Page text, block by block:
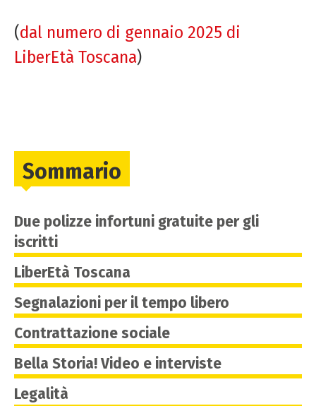
(dal numero di gennaio 2025 di
LiberEtà Toscana)
Sommario
Due polizze infortuni gratuite per gli
iscritti
LiberEtà Toscana
Segnalazioni per il tempo libero
Contrattazione sociale
Bella Storia! Video e interviste
Legalità